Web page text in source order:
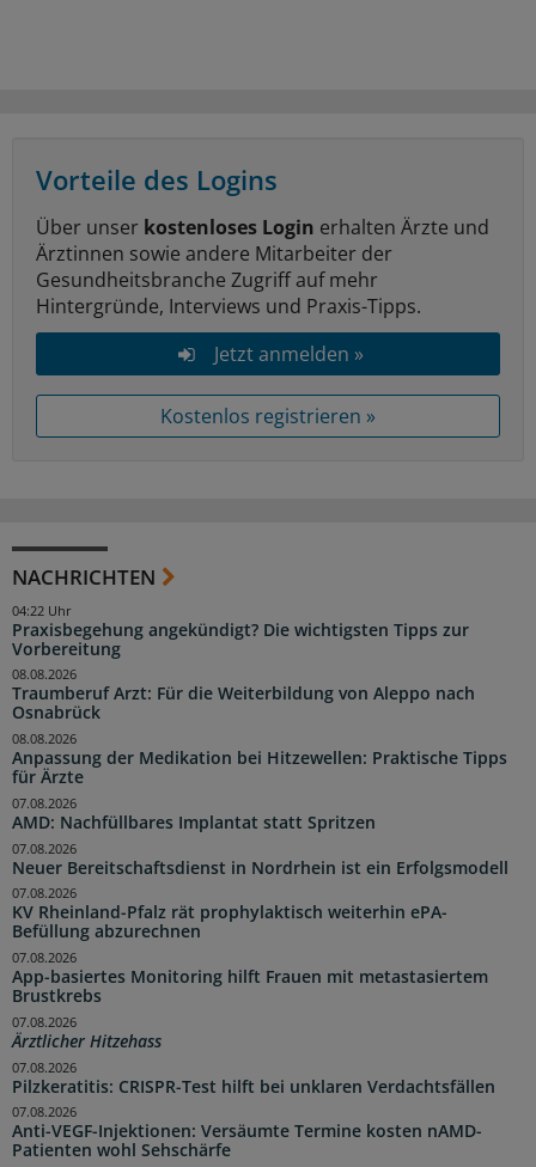
Vorteile des Logins
Über unser kostenloses Login erhalten Ärzte und
Ärztinnen sowie andere Mitarbeiter der
Gesundheitsbranche Zugriff auf mehr
Hintergründe, Interviews und Praxis-Tipps.
Jetzt anmelden »
Kostenlos registrieren »
NACHRICHTEN
Praxisbegehung angekündigt? Die wichtigsten Tipps zur
Vorbereitung
04:22 Uhr
Traumberuf Arzt: Für die Weiterbildung von Aleppo nach
Osnabrück
08.08.2026
Anpassung der Medikation bei Hitzewellen: Praktische Tipps
für Ärzte
08.08.2026
AMD: Nachfüllbares Implantat statt Spritzen
07.08.2026
Neuer Bereitschaftsdienst in Nordrhein ist ein Erfolgsmodell
07.08.2026
KV Rheinland-Pfalz rät prophylaktisch weiterhin ePA-
Befüllung abzurechnen
07.08.2026
App-basiertes Monitoring hilft Frauen mit metastasiertem
Brustkrebs
07.08.2026
Ärztlicher Hitzehass
07.08.2026
Pilzkeratitis: CRISPR-Test hilft bei unklaren Verdachtsfällen
07.08.2026
Anti-VEGF-Injektionen: Versäumte Termine kosten nAMD-
Patienten wohl Sehschärfe
07.08.2026